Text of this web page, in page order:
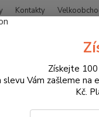
Kontakty
ZAVAZADLA NA MOTORKU
Získejte
slevu Vám zašleme
Kč.